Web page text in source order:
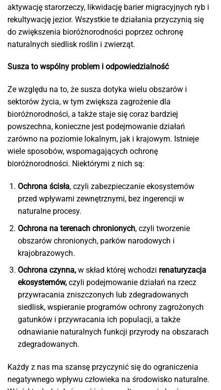
aktywację starorzeczy, likwidację barier migracyjnych ryb i
rekultywację jezior. Wszystkie te działania przyczynią się
do zwiększenia bioróżnorodności poprzez ochronę
naturalnych siedlisk roślin i zwierząt.
Susza to wspólny problem i odpowiedzialność
Ze względu na to, że susza dotyka wielu obszarów i
sektorów życia, w tym zwiększa zagrożenie dla
bioróżnorodności, a także staje się coraz bardziej
powszechna, konieczne jest podejmowanie działań
zarówno na poziomie lokalnym, jak i krajowym. Istnieje
wiele sposobów, wspomagających ochronę
bioróżnorodności. Niektórymi z nich są:
Ochrona ścisła, czyli zabezpieczanie ekosystemów
przed wpływami zewnętrznymi, bez ingerencji w
naturalne procesy.
Ochrona na terenach chronionych, czyli tworzenie
obszarów chronionych, parków narodowych i
krajobrazowych.
Ochrona czynna, w skład której wchodzi renaturyzacja
ekosystemów, czyli podejmowanie działań na rzecz
przywracania zniszczonych lub zdegradowanych
siedlisk, wspieranie programów ochrony zagrożonych
gatunków i przywracania ich populacji, a także
odnawianie naturalnych funkcji przyrody na obszarach
zdegradowanych.
Każdy z nas ma szansę przyczynić się do ograniczenia
negatywnego wpływu człowieka na środowisko naturalne.